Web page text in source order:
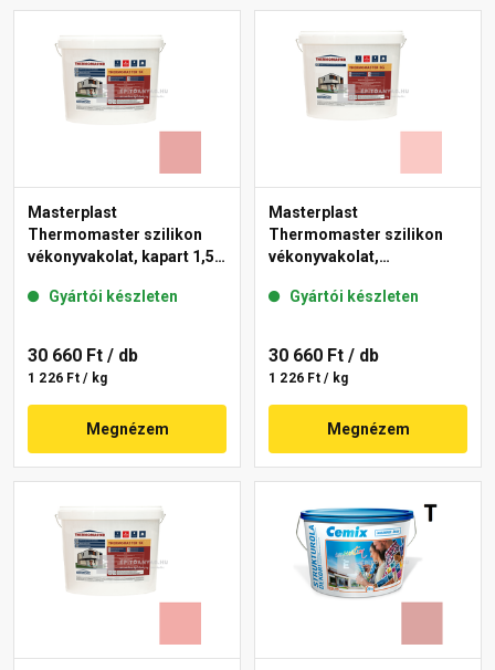
Masterplast
Thermomaster szilikon
vékonyvakolat, kapart 1,5
Gyártói készleten
30 660 Ft / db
1 226 Ft / kg
Megnézem
Masterplast
Thermomaster szilikon
vékonyvakolat,
22-F 25 kg
Gyártói készleten
30 660 Ft / db
1 226 Ft / kg
Megnézem